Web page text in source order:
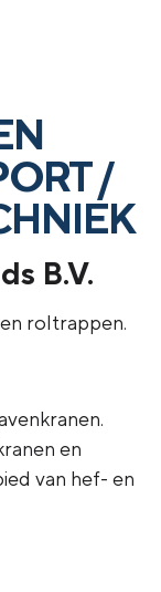
/
B.V.
roltrappen.
en
van hef- en